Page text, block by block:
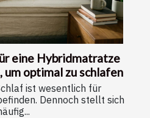
eine Hybridmatratze
optimal zu schlafen
ist wesentlich für
Dennoch stellt sich